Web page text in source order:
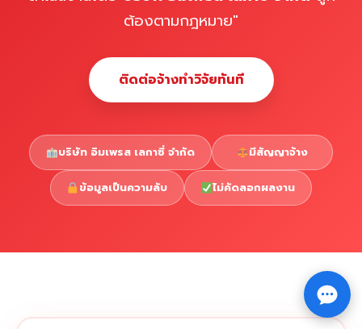
Copyright © 2026 รับทำวิจัย รับทำวิทยานิพนธ์ รับทำ⇧
ต้องตามกฎหมาย"
ติดต่อจ้างทำวิจัยทันที
บริษัท อิมเพรส เลกาซี่ จำกัด มีสัญญาจ้าง
ข้อมูลเป็นความลับ ไม่คัดลอกผลงาน